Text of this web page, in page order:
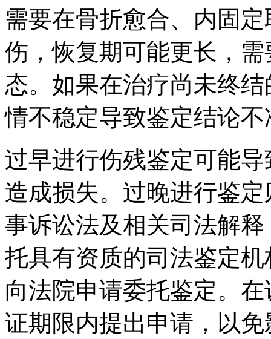
需要在骨折愈合、内固
伤，恢复期可能更长，
态。如果在治疗尚未终
情不稳定导致鉴定结论
过早进行伤残鉴定可能
造成损失。过晚进行鉴
事诉讼法及相关司法解
托具有资质的司法鉴定
向法院申请委托鉴定。
证期限内提出申请，以